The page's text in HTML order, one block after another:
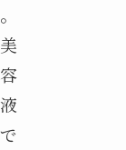
。
美
容
液
で